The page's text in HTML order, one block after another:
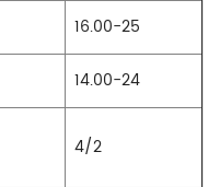
16.00-25
14.00-24
4/2